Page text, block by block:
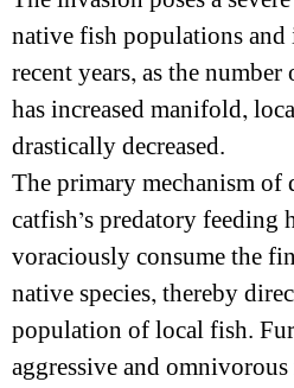
native fish populations and
recent years, as the
has increased manifold,
drastically decreased.
The primary mechanism of
catfish’s predatory feeding
voraciously consume the
native species, thereby
population of local fish.
aggressive and